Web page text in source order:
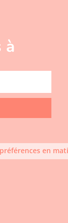
à
en